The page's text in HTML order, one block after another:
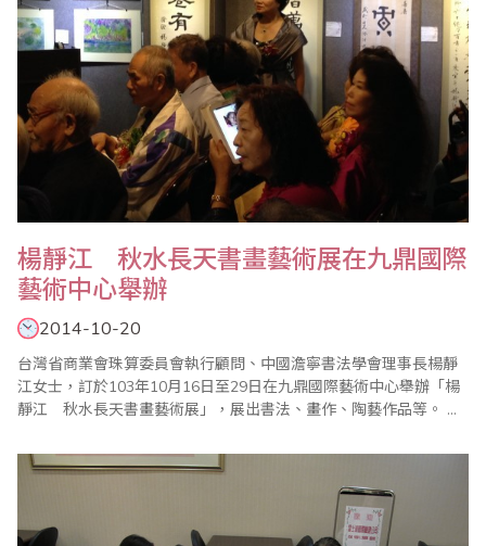
楊靜江 秋水長天書畫藝術展在九鼎國際
藝術中心舉辦
2014-10-20
台灣省商業會珠算委員會執行顧問、中國澹寧書法學會理事長楊靜
江女士，訂於103年10月16日至29日在九鼎國際藝術中心舉辦「楊
靜江 秋水長天書畫藝術展」，展出書法、畫作、陶藝作品等。 楊
次隨省商會上台表演推廣樂齡珠心算，文武全才，多才多藝，令人
佩服！